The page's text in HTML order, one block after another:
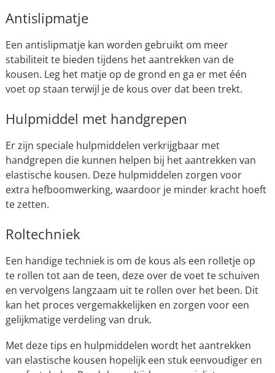
Antislipmatje
Een antislipmatje kan worden gebruikt om meer
stabiliteit te bieden tijdens het aantrekken van de
kousen. Leg het matje op de grond en ga er met één
voet op staan terwijl je de kous over dat been trekt.
Hulpmiddel met handgrepen
Er zijn speciale hulpmiddelen verkrijgbaar met
handgrepen die kunnen helpen bij het aantrekken van
elastische kousen. Deze hulpmiddelen zorgen voor
extra hefboomwerking, waardoor je minder kracht hoeft
te zetten.
Roltechniek
Een handige techniek is om de kous als een rolletje op
te rollen tot aan de teen, deze over de voet te schuiven
en vervolgens langzaam uit te rollen over het been. Dit
kan het proces vergemakkelijken en zorgen voor een
gelijkmatige verdeling van druk.
Met deze tips en hulpmiddelen wordt het aantrekken
van elastische kousen hopelijk een stuk eenvoudiger en